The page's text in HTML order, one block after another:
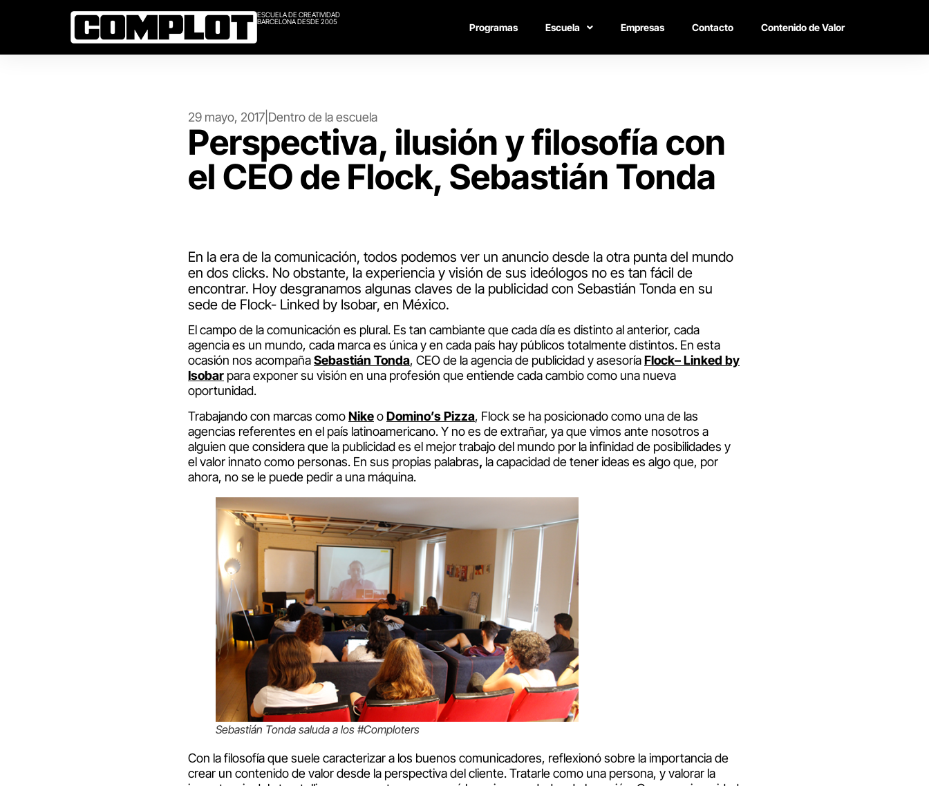
ESCUELA DE CREATIVIDAD
BARCELONA DESDE 2005
Programas Escuela Empresas Contacto Contenido de Valor
29 mayo, 2017 Dentro de la escuela
Perspectiva, ilusión y filosofía con
el CEO de Flock, Sebastián Tonda
En la era de la comunicación, todos podemos ver un anuncio desde la otra punta del mundo
en dos clicks. No obstante, la experiencia y visión de sus ideólogos no es tan fácil de
encontrar. Hoy desgranamos algunas claves de la publicidad con Sebastián Tonda en su
sede de Flock- Linked by Isobar, en México.
El campo de la comunicación es plural. Es tan cambiante que cada día es distinto al anterior, cada
agencia es un mundo, cada marca es única y en cada país hay públicos totalmente distintos. En esta
ocasión nos acompañaSebastián Tonda, CEO de la agencia de publicidad y asesoríaFlock– Linked by
Isobar para exponer su visión en una profesión que entiende cada cambio como una nueva
oportunidad.
Trabajando con marcas comoNikeoDomino’s Pizza, Flock se ha posicionado como una de las
agencias referentes en el país latinoamericano. Y no es de extrañar, ya que vimos ante nosotros a
alguien que considera que la publicidad es el mejor trabajo del mundo por la infinidad de posibilidades y
el valor innato como personas. En sus propias palabras, la capacidad de tener ideas es algo que, por
ahora, no se le puede pedir a una máquina.
Sebastián Tonda saluda a los #Comploters
Con la filosofía que suele caracterizar a los buenos comunicadores, reflexionó sobre la importancia de
crear un contenido de valor desde la perspectiva del cliente. Tratarle como una persona, y valorar la